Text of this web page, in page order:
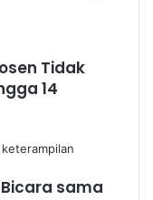
Tidak
14
sama